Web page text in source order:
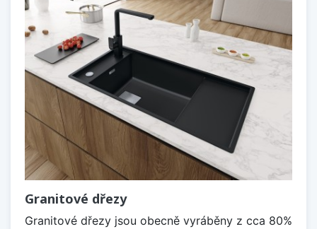
Granitové dřezy
Granitové dřezy jsou obecně vyráběny z cca 80%